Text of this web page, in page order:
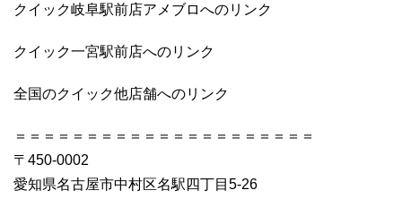
クイック岐阜駅前店アメブロへのリンク
クイック一宮駅前店へのリンク
全国のクイック他店舗へのリンク
＝＝＝＝＝＝＝＝＝＝＝＝＝＝＝＝＝＝＝＝＝
〒450-0002
愛知県名古屋市中村区名駅四丁目5-26